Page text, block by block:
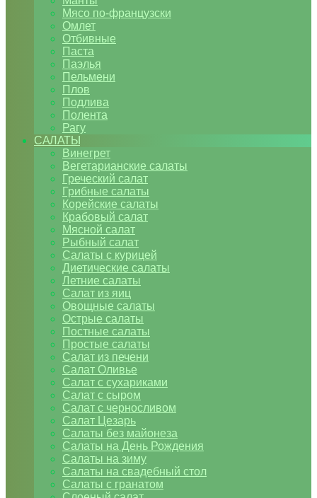
Мясо по-французски
Омлет
Отбивные
Паста
Паэлья
Пельмени
Плов
Подлива
Полента
Рагу
САЛАТЫ
Винегрет
Вегетарианские салаты
Греческий салат
Грибные салаты
Корейские салаты
Крабовый салат
Мясной салат
Рыбный салат
Салаты с курицей
Диетические салаты
Летние салаты
Салат из яиц
Овощные салаты
Острые салаты
Постные салаты
Простые салаты
Салат из печени
Салат Оливье
Салат с сухариками
Салат с сыром
Салат с черносливом
Салат Цезарь
Салаты без майонеза
Салаты на День Рождения
Салаты на зиму
Салаты на свадебный стол
Салаты с гранатом